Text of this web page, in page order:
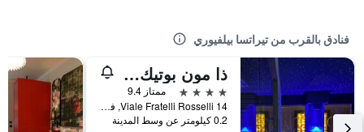
فنادق بالقرب من تيراتسا بيلفيوري
ذا مون بوتيك هوتل آند سبا
4 نجوم
ممتاز 9.4
14 Viale Fratelli Rosselli, فلورنس, توسكانا, إيطاليا
0.2 كيلومتر عن وسط المدينة